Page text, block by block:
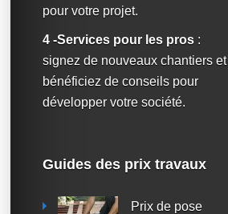
pour votre projet.
4 -Services pour les pros :
signez de nouveaux chantiers et
bénéficiez de conseils pour
développer votre société.
Guides des prix travaux
Prix de pose